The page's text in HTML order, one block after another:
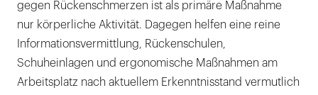
gegen Rückenschmerzen ist als primäre Maßnahme
nur körperliche Aktivität. Dagegen helfen eine reine
Informationsvermittlung, Rückenschulen,
Schuheinlagen und ergonomische Maßnahmen am
Arbeitsplatz nach aktuellem Erkenntnisstand vermutlich